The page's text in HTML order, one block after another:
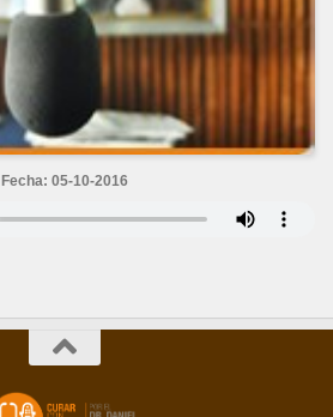
Fecha: 05-10-2016